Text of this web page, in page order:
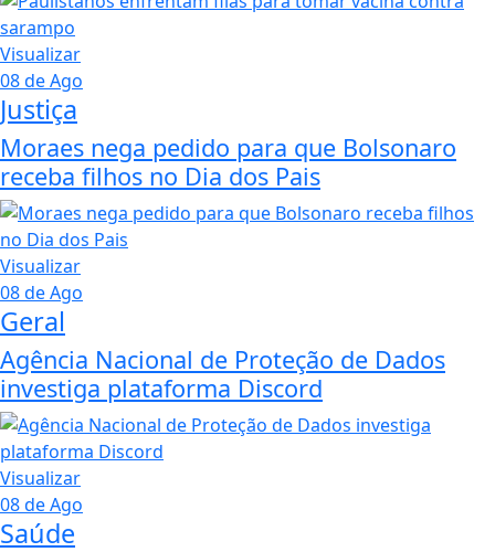
Visualizar
08 de Ago
Justiça
Moraes nega pedido para que Bolsonaro
receba filhos no Dia dos Pais
Visualizar
08 de Ago
Geral
Agência Nacional de Proteção de Dados
investiga plataforma Discord
Visualizar
08 de Ago
Saúde